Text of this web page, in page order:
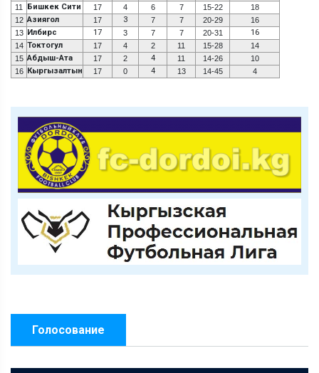
11
Бишкек Сити 17 4 6 7 15-22
18
12 Азиягол 17 3 7 7 20-29
16
13 Илбирс 17 3 7 7 20-31 16
14 Токтогул 17 4 2 11 15-28
14
15 Абдыш-Ата 17 2 4 11 14-26
10
16 Кыргызалтын 17 0 4 13 14-45 4
Голосование